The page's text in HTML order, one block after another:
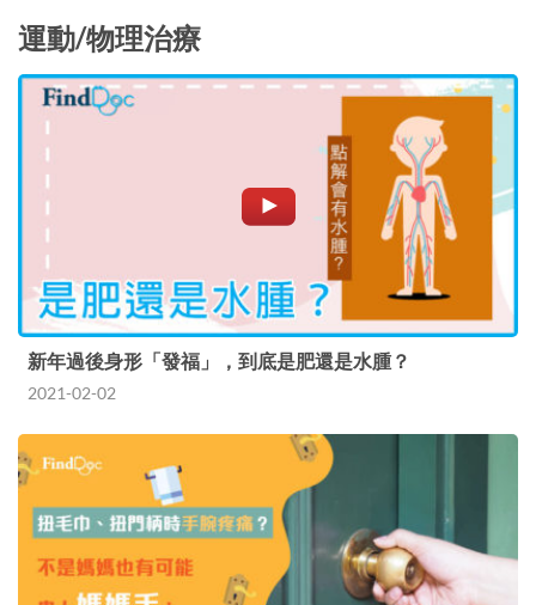
運動/物理治療
新年過後身形「發福」，到底是肥還是水腫？
2021-02-02